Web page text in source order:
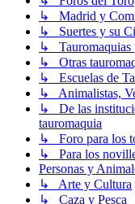
↳ Madrid y
↳ Suertes y su
↳ Tauromaquias
↳ Otras
↳ Escuelas de
↳ Animalistas,
↳ De las
tauromaquia
↳ Foro para los
↳ Para los
Personas y
↳ Arte y Cultura
↳ Caza y Pesca